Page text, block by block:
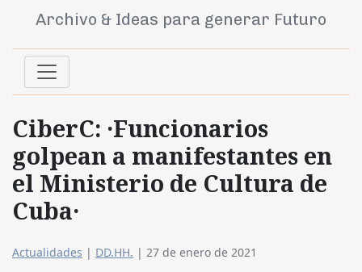
Archivo & Ideas para generar Futuro
CiberC: ·Funcionarios
golpean a manifestantes en
el Ministerio de Cultura de
Cuba·
Actualidades | DD.HH. | 27 de enero de 2021